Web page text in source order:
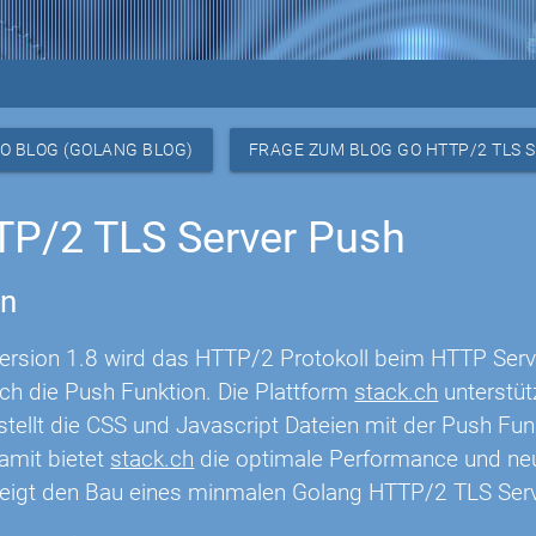
BLOG (GOLANG BLOG) FRAGE ZUM BLOG GO HTTP/2 TLS
2 TLS Server Push
1.8 wird das HTTP/2 Protokoll beim HTTP
die Push Funktion. Die Plattform stack.ch
die CSS und Javascript Dateien mit der Push
bietet stack.ch die optimale Performance und
den Bau eines minmalen Golang HTTP/2 TLS